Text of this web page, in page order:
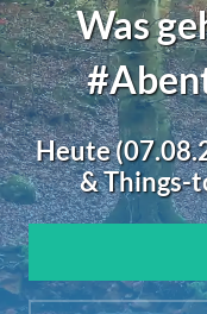
Was
Heute
& Things-